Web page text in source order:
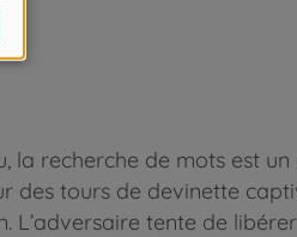
la recherche de mots est
des tours de devinette
L’adversaire tente de